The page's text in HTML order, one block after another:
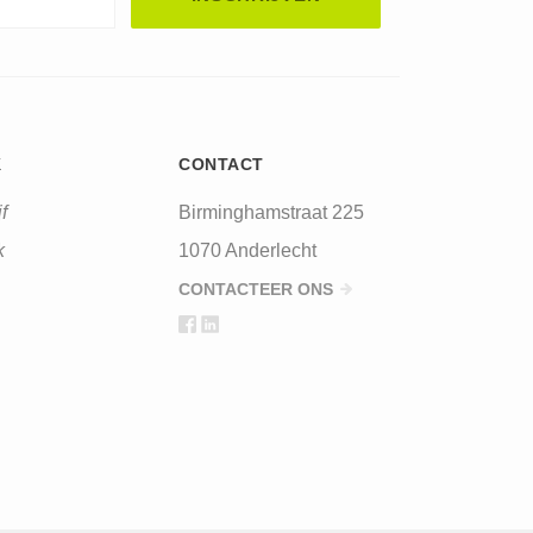
CONTACT
Birminghamstraat 225
1070 Anderlecht
CONTACTEER ONS